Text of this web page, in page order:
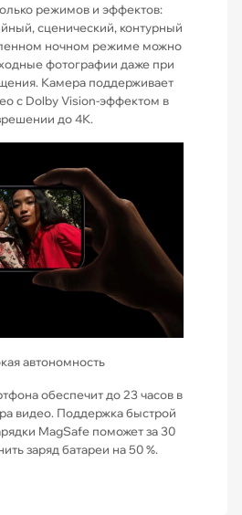
режимов и эффектов:
сценический, контурный
ночном режиме можно
фотографии даже при
Камера поддерживает
с Dolby Vision-эффектом в
до 4К.
автономность
обеспечит до 23 часов в
видео. Поддержка быстрой
MagSafe поможет за 30
заряд батареи на 50 %.